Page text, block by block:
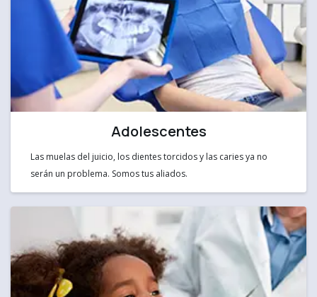
Adolescentes
Las muelas del juicio, los dientes torcidos y las caries ya no
serán un problema. Somos tus aliados.